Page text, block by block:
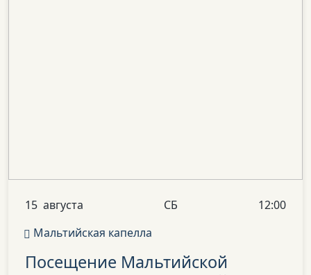
15 августа СБ
12:00
Мальтийская капелла
Посещение Мальтийской